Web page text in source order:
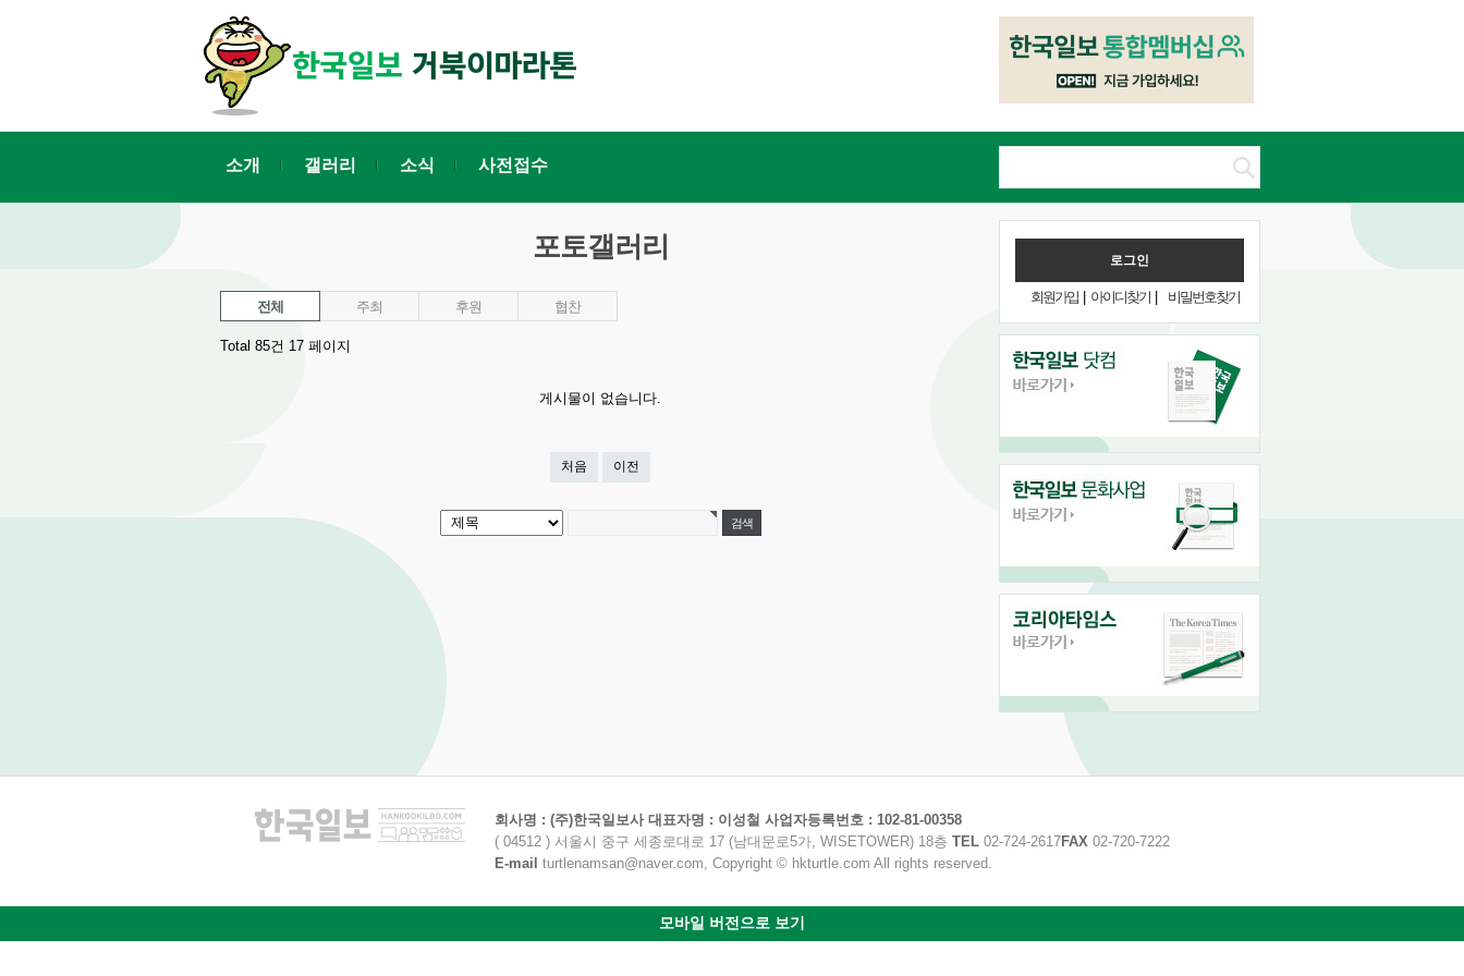
소개 갤러리 소식 사전접수
회원가입| 아이디찾기 비밀번호찾기
포토갤러리
전체 주최 후원 협찬
Total 85건 17 페이지
게시물이 없습니다.
처음 이전
회사명 : (주)한국일보사 대표자명 : 이성철 사업자등록번호 : 102-81-00358
( 04512 ) 서울시 중구 세종로대로 17 (남대문로5가, WISETOWER) 18층 TEL 02-724-2617FAX 02-720-7222
E-mail turtlenamsan@naver.com, Copyright © hkturtle.com All rights reserved.
모바일 버전으로 보기